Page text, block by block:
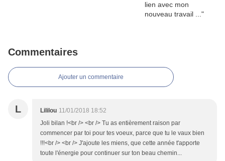
Commentaires
Ajouter un commentaire
L Lililou 11/01/2018 18:52
Joli bilan !<br /> <br /> Tu as entièrement raison par
commencer par toi pour tes voeux, parce que tu le vaux bien
!!!<br /> <br /> J'ajoute les miens, que cette année t'apporte
toute l'énergie pour continuer sur ton beau chemin...